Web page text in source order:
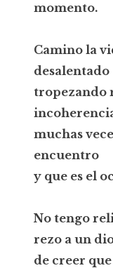
momento.
Camino la
desalentado
tropezando
muchas
encuentro
y que es el
No tengo
rezo a un
de creer